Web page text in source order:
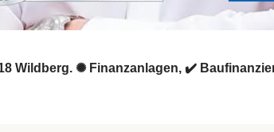
Wildberg. ✺ Finanzanlagen, ✔️